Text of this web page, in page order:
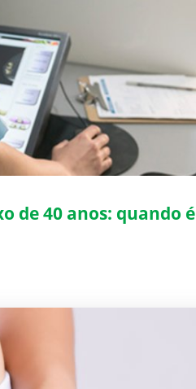
de 40 anos: quando é